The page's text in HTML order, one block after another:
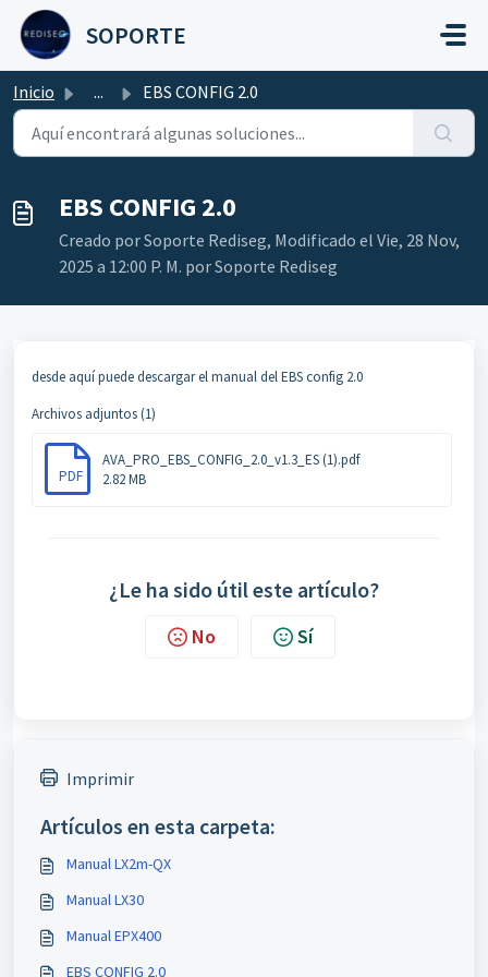
Saltar al contenido principal
SOPORTE
Inicio ... EBS CONFIG 2.0
EBS CONFIG 2.0
Creado por Soporte Rediseg, Modificado el Vie, 28 Nov,
2025 a 12:00 P. M. por Soporte Rediseg
desde aquí puede descargar el manual del EBS config 2.0
Archivos adjuntos (1)
PDF
AVA_PRO_EBS_CONFIG_2.0_v1.3_ES (1).pdf
2.82 MB
¿Le ha sido útil este artículo?
No Sí
Imprimir
Artículos en esta carpeta:
Manual LX2m-QX
Manual LX30
Manual EPX400
EBS CONFIG 2.0